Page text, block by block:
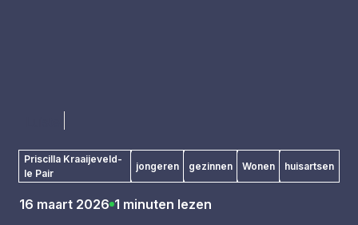
Priscilla Kraaijeveld-
le Pair
jongeren gezinnen Wonen huisartsen
16 maart 2026 1 minuten lezen